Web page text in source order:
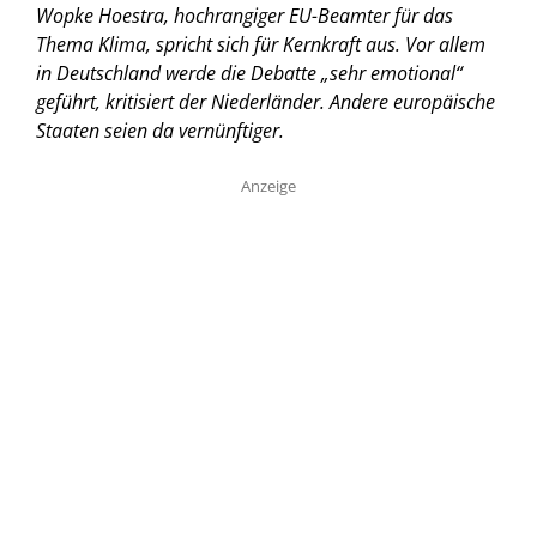
Wopke Hoestra, hochrangiger EU-Beamter für das
Thema Klima, spricht sich für Kernkraft aus. Vor allem
in Deutschland werde die Debatte „sehr emotional“
geführt, kritisiert der Niederländer. Andere europäische
Staaten seien da vernünftiger.
Anzeige